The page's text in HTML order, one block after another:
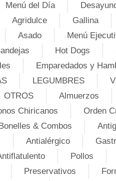
Menú del Día
Agridulce Gallina
Asado Menú
Hot Dogs
Emparedados y
LEGUMBRES
OTROS Almuerzos
Chiricanos Orden
& Combos
Antialérgico
Pollos
Preservativos